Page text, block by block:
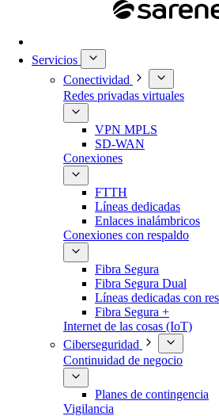
Servicios
Conectividad
Redes privadas virtuales
VPN MPLS
SD-WAN
Conexiones
FTTH
Líneas dedicadas
Enlaces inalámbricos
Conexiones con respaldo
Fibra Segura
Fibra Segura Dual
Líneas dedicadas con
Fibra Segura +
Internet de las cosas (IoT)
Ciberseguridad
Continuidad de negocio
Planes de contingencia
Vigilancia